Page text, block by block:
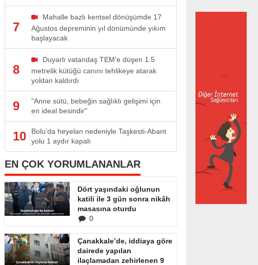
7
Mahalle bazlı kentsel dönüşümde 17
Ağustos depreminin yıl dönümünde yıkım
başlayacak
8
Duyarlı vatandaş TEM’e düşen 1.5
metrelik kütüğü canını tehlikeye atarak
yoldan kaldırdı
9
"Anne sütü, bebeğin sağlıklı gelişimi için
en ideal besindir"
10
Bolu’da heyelan nedeniyle Taşkesti-Abant
yolu 1 aydır kapalı
EN ÇOK YORUMLANANLAR
Dört yaşındaki oğlunun
katili ile 3 gün sonra nikâh
masasına oturdu
0
Çanakkale’de, iddiaya göre
dairede yapılan
ilaçlamadan zehirlenen 9